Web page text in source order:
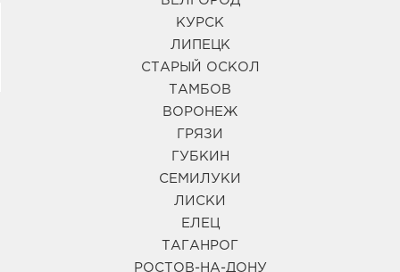
КУРСК
ЛИПЕЦК
СТАРЫЙ ОСКОЛ
ТАМБОВ
ВОРОНЕЖ
ГРЯЗИ
ГУБКИН
СЕМИЛУКИ
ЛИСКИ
ЕЛЕЦ
ТАГАНРОГ
РОСТОВ-НА-ДОНУ